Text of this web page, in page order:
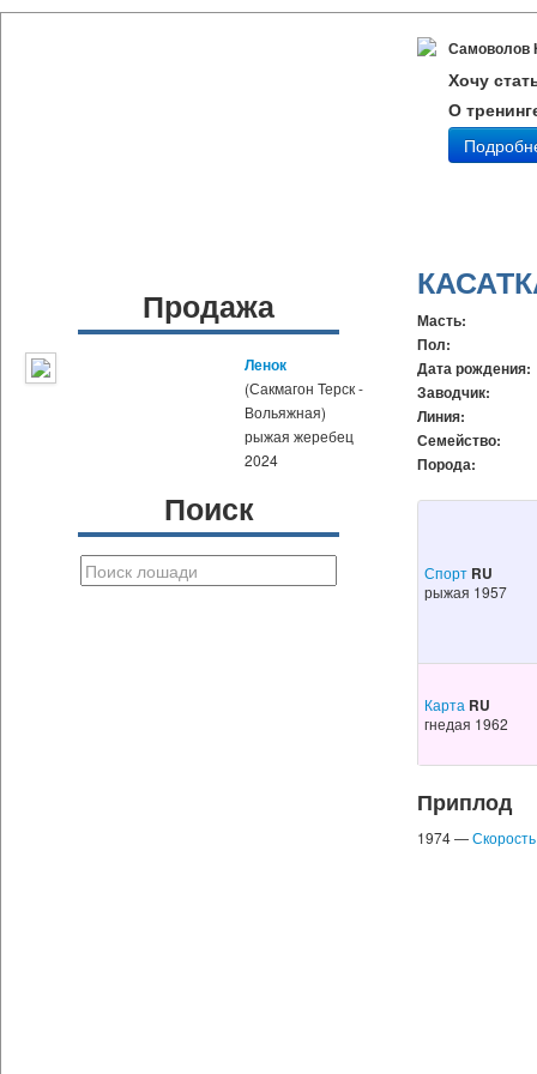
Самоволов
Хочу
О
Продажа
Ленок
(Сакмагон Терск -
Вольяжная)
рыжая жеребец
2024
Поиск
Масть:
Пол:
Дата рождения:
Заводчик:
Линия:
Семейство:
Порода:
Спорт RU
рыжая 1957
Карта RU
гнедая 1962
Приплод
1974 —Скорость